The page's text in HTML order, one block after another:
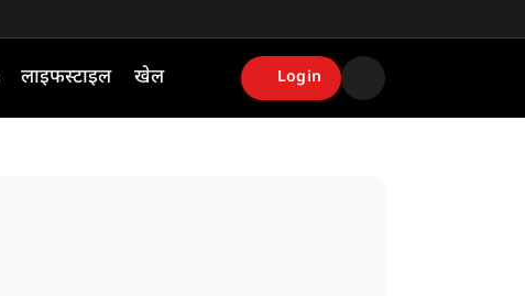
लाइफस्टाइल खेल Login